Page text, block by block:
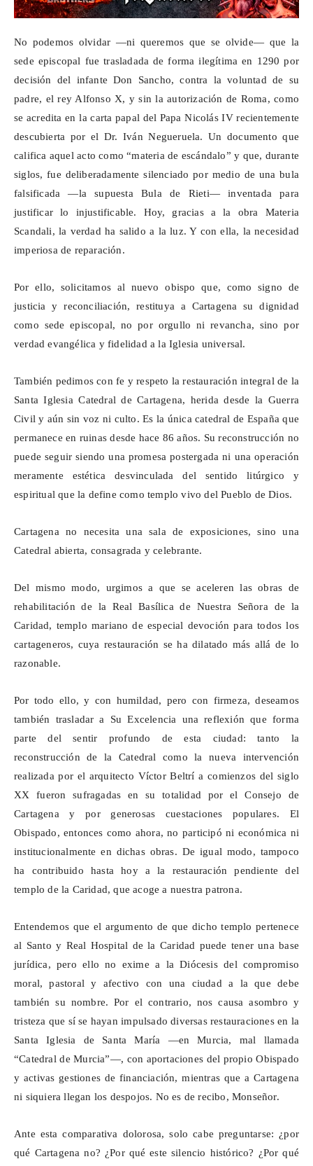
No podemos olvidar —ni queremos que se olvide— que la
sede episcopal fue trasladada de forma ilegítima en 1290 por
decisión del infante Don Sancho, contra la voluntad de su
padre, el rey Alfonso X, y sin la autorización de Roma, como
se acredita en la carta papal del Papa Nicolás IV recientemente
descubierta por el Dr. Iván Negueruela. Un documento que
califica aquel acto como “materia de escándalo” y que, durante
siglos, fue deliberadamente silenciado por medio de una bula
falsificada —la supuesta Bula de Rieti— inventada para
justificar lo injustificable. Hoy, gracias a la obra Materia
Scandali, la verdad ha salido a la luz. Y con ella, la necesidad
imperiosa de reparación.
Por ello, solicitamos al nuevo obispo que, como signo de
justicia y reconciliación, restituya a Cartagena su dignidad
como sede episcopal, no por orgullo ni revancha, sino por
verdad evangélica y fidelidad a la Iglesia universal.
También pedimos con fe y respeto la restauración integral de la
Santa Iglesia Catedral de Cartagena, herida desde la Guerra
Civil y aún sin voz ni culto. Es la única catedral de España que
permanece en ruinas desde hace 86 años. Su reconstrucción no
puede seguir siendo una promesa postergada ni una operación
meramente estética desvinculada del sentido litúrgico y
espiritual que la define como templo vivo del Pueblo de Dios.
Cartagena no necesita una sala de exposiciones, sino una
Catedral abierta, consagrada y celebrante.
Del mismo modo, urgimos a que se aceleren las obras de
rehabilitación de la Real Basílica de Nuestra Señora de la
Caridad, templo mariano de especial devoción para todos los
cartageneros, cuya restauración se ha dilatado más allá de lo
razonable.
Por todo ello, y con humildad, pero con firmeza, deseamos
también trasladar a Su Excelencia una reflexión que forma
parte del sentir profundo de esta ciudad: tanto la
reconstrucción de la Catedral como la nueva intervención
realizada por el arquitecto VíctorBeltrí a comienzos del siglo
XX fueron sufragadas en su totalidad por el Consejo de
Cartagena y por generosas cuestaciones populares. El
Obispado, entonces como ahora, no participó ni económica ni
institucionalmente en dichas obras. De igual modo, tampoco
ha contribuido hasta hoy a la restauración pendiente del
templo de la Caridad, que acoge a nuestra patrona.
Entendemos que el argumento de que dicho templo pertenece
al Santo y Real Hospital de la Caridad puede tener una base
jurídica, pero ello no exime a la Diócesis del compromiso
moral, pastoral y afectivo con una ciudad a la que debe
también su nombre. Por el contrario, nos causa asombro y
tristeza que sí se hayan impulsado diversas restauraciones en la
Santa Iglesia de Santa María —en Murcia, mal llamada
“Catedral de Murcia”—, con aportaciones del propio Obispado
y activas gestiones de financiación, mientras que a Cartagena
ni siquiera llegan los despojos. No es de recibo, Monseñor.
Ante esta comparativa dolorosa, solo cabe preguntarse: ¿por
qué Cartagena no? ¿Por qué este silencio histórico? ¿Por qué